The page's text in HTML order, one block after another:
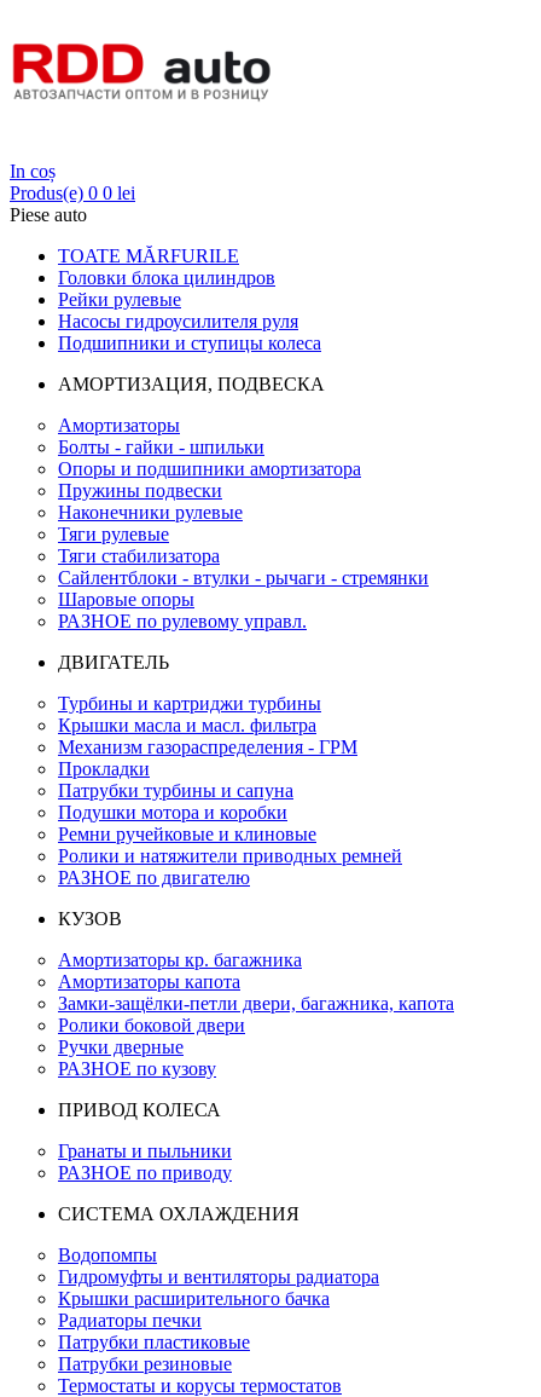
In coș
Produs(e) 0 0 lei
Piese auto
TOATE MĂRFURILE
Головки блока цилиндров
Рейки рулевые
Насосы гидроусилителя руля
Подшипники и ступицы колеса
АМОРТИЗАЦИЯ, ПОДВЕСКА
Амортизаторы
Болты - гайки - шпильки
Опоры и подшипники амортизатора
Пружины подвески
Наконечники рулевые
Тяги рулевые
Тяги стабилизатора
Сайлентблоки - втулки - рычаги - стремянки
Шаровые опоры
РАЗНОЕ по рулевому управл.
ДВИГАТЕЛЬ
Турбины и картриджи турбины
Крышки масла и масл. фильтра
Механизм газораспределения - ГРМ
Прокладки
Патрубки турбины и сапуна
Подушки мотора и коробки
Ремни ручейковые и клиновые
Ролики и натяжители приводных ремней
РАЗНОЕ по двигателю
КУЗОВ
Амортизаторы кр. багажника
Амортизаторы капота
Замки-защёлки-петли двери, багажника, капота
Ролики боковой двери
Ручки дверные
РАЗНОЕ по кузову
ПРИВОД КОЛЕСА
Гранаты и пыльники
РАЗНОЕ по приводу
СИСТЕМА ОХЛАЖДЕНИЯ
Водопомпы
Гидромуфты и вентиляторы радиатора
Крышки расширительного бачка
Радиаторы печки
Патрубки пластиковые
Патрубки резиновые
Термостаты и корусы термостатов